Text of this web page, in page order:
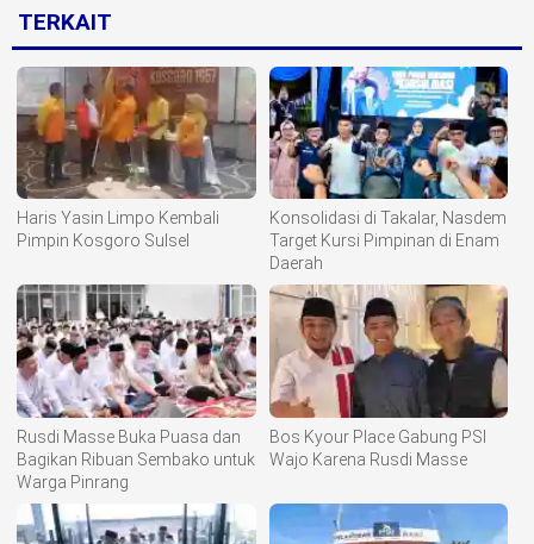
TERKAIT
Haris Yasin Limpo Kembali
Pimpin Kosgoro Sulsel
Konsolidasi di Takalar, Nasdem
Target Kursi Pimpinan di Enam
Daerah
Rusdi Masse Buka Puasa dan
Bagikan Ribuan Sembako untuk
Warga Pinrang
Bos Kyour Place Gabung PSI
Wajo Karena Rusdi Masse